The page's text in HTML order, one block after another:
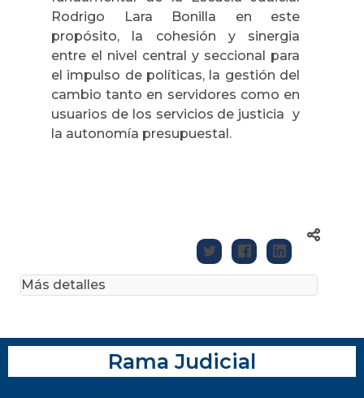
Rodrigo Lara Bonilla en este
propósito, la cohesión y sinergia
entre el nivel central y seccional para
el impulso de políticas, la gestión del
cambio tanto en servidores como en
usuarios de los servicios de justicia y
la autonomía presupuestal.
Más detalles
Rama Judicial